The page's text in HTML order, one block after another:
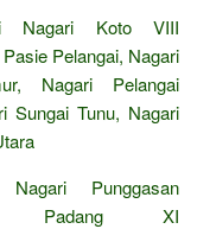
Nagari Koto VIII
Pelangai, Nagari
Nagari Pelangai
Sungai Tunu, Nagari
Punggasan
Padang XI